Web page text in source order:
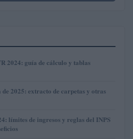
2024: guía de cálculo y tablas
2025: extracto de carpetas y otras
límites de ingresos y reglas del INPS